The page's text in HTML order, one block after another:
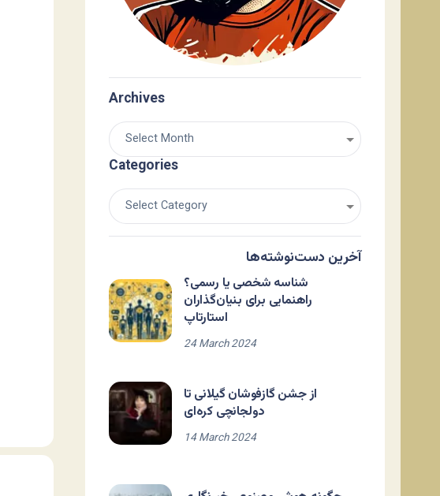
Archives
Categories
آخرین دست‌نوشته‌ها
شناسه شخصی یا رسمی؟
راهنمایی برای بنیان‌گذاران
استارتاپ
24 March 2024
از جشن گازفوشان گیلانی تا
دولجانچی کره‌ای
14 March 2024